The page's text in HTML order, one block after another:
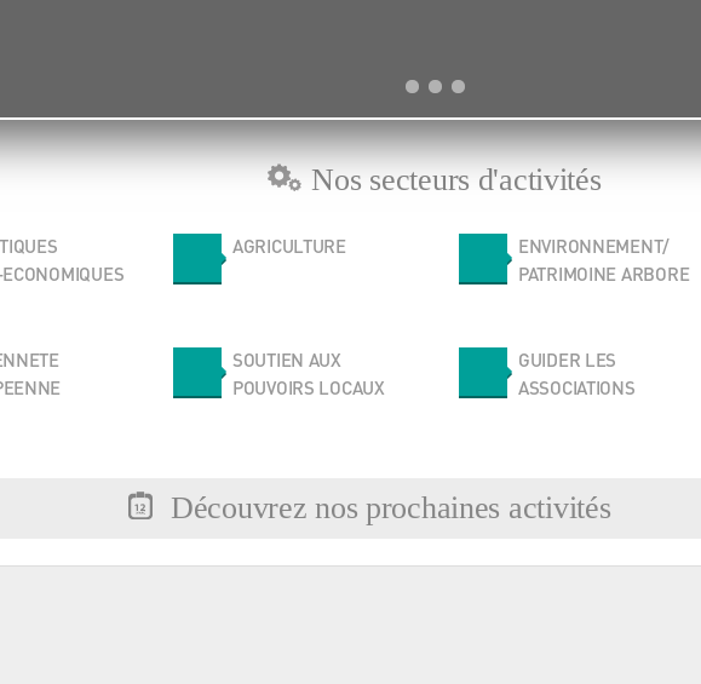
Nos secteurs d'activités
AGRICULTURE
ENVIRONNEMENT/
PATRIMOINE ARBORE
SOUTIEN AUX
POUVOIRS LOCAUX
GUIDER LES
ASSOCIATIONS
Découvrez nos prochaines activités